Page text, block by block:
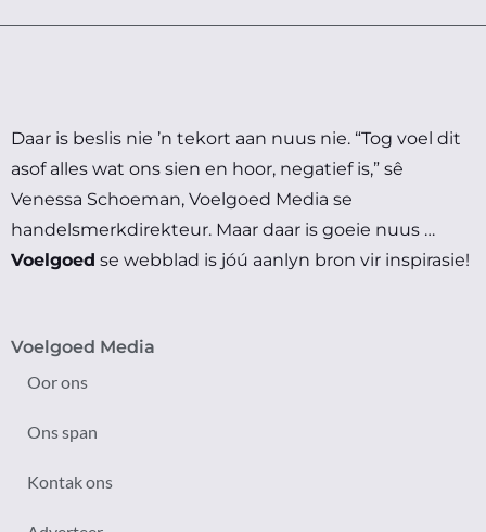
Daar is beslis nie ’n tekort aan nuus nie. “Tog voel dit
asof alles wat ons sien en hoor, negatief is,” sê
Venessa Schoeman, Voelgoed Media se
handelsmerkdirekteur. Maar daar is goeie nuus …
Voelgoed se webblad is jóú aanlyn bron vir inspirasie!
Voelgoed Media
Oor ons
Ons span
Kontak ons